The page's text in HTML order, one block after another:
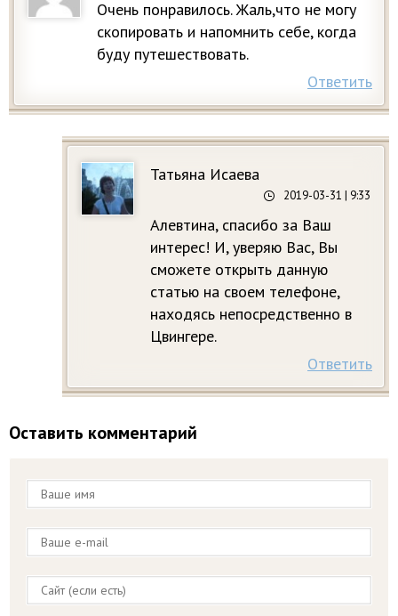
Очень понравилось. Жаль,что не могу
скопировать и напомнить себе, когда
буду путешествовать.
Ответить
Татьяна Исаева
2019-03-31 | 9:33
Алевтина, спасибо за Ваш
интерес! И, уверяю Вас, Вы
сможете открыть данную
статью на своем телефоне,
находясь непосредственно в
Цвингере.
Ответить
Оставить комментарий